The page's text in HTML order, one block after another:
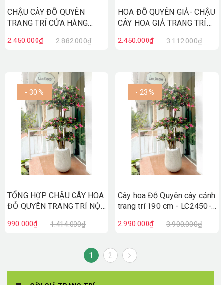
CHẬU CÂY ĐỖ QUYÊN
TRANG TRÍ CỬA HÀNG
2.450.000₫ 2.882.000₫
HOA ĐỖ QUYÊN GIẢ- CHẬU
CÂY HOA GIẢ TRANG TRÍ
LỘC (170cm)- CC574.1
2.450.000₫ 3.112.000₫
- 30 %
TỔNG HỢP CHẬU CÂY HOA
ĐỖ QUYÊN TRANG TRÍ NỘI
990.000₫ 1.414.000₫
- 23 %
Cây hoa Đỗ Quyên cây cảnh
trang trí 190 cm - LC2450-
2.990.000₫ 3.900.000₫
1 2